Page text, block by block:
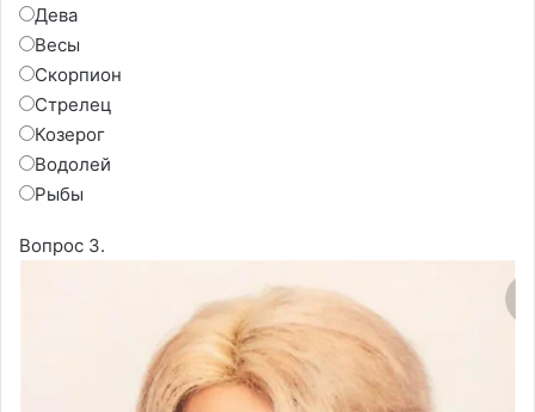
Дева
Весы
Скорпион
Стрелец
Козерог
Водолей
Рыбы
Вопрос 3.